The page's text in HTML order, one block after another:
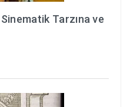
Tarzına ve